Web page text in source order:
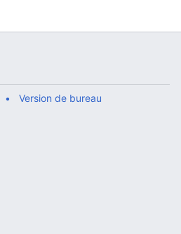
Version de bureau